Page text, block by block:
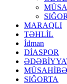
MARAQLI
TƏHLİL
İdman
DİASPOR
MÜSAHİBƏ
SIĞORTA